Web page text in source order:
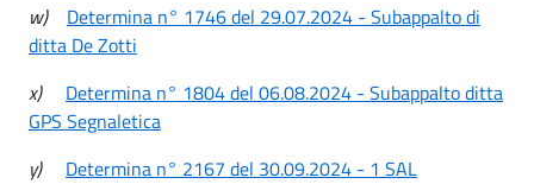
w)
Determina n° 1746 del 29.07.2024 - Subappalto di
ditta De Zotti
x)
Determina n° 1804 del 06.08.2024 - Subappalto ditta
GPS Segnaletica
y)
Determina n° 2167 del 30.09.2024 - 1 SAL